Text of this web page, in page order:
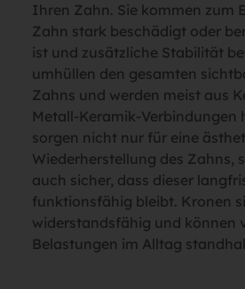
Ihren Zahn. Sie kommen zum
Zahn stark beschädigt oder
ist und zusätzliche Stabilität
umhüllen den gesamten
Zahns und werden meist aus
Metall-Keramik-Verbindungen
sorgen nicht nur für eine
Wiederherstellung des Zahns,
auch sicher, dass dieser
funktionsfähig bleibt. Kronen
widerstandsfähig und können
Belastungen im Alltag